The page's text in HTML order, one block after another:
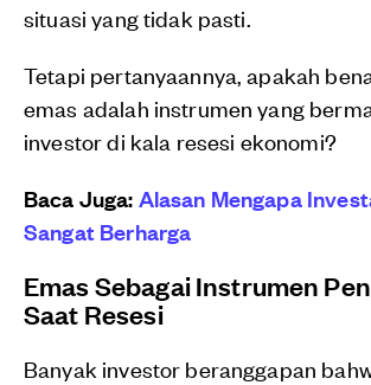
situasi yang tidak pasti.
Tetapi pertanyaannya, apakah
emas adalah instrumen yang
investor di kala resesi ekonomi?
Baca Juga:Alasan Mengapa
Sangat Berharga
Emas Sebagai Instrumen
Saat Resesi
Banyak investor beranggapan